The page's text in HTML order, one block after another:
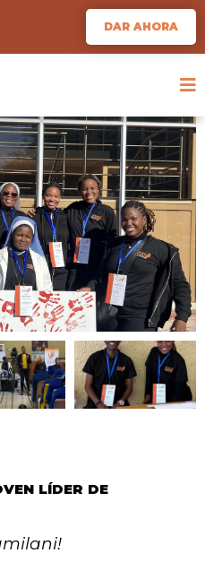
DAR AHORA
LÍDER DE